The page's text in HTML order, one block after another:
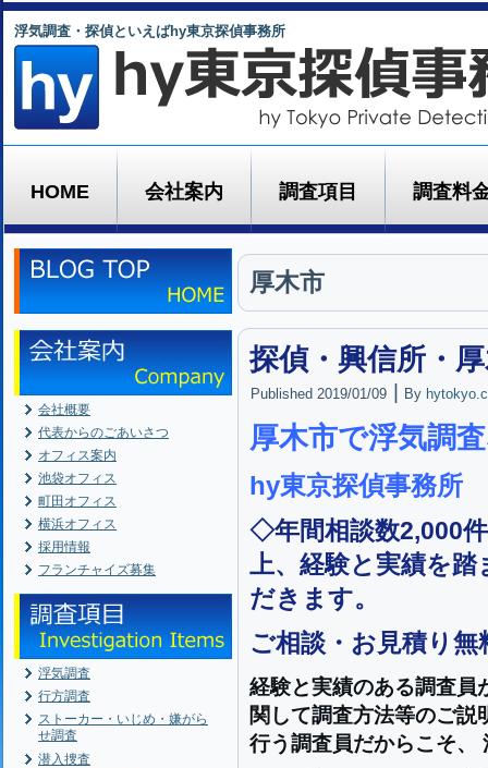
浮気調査・探偵といえばhy東京探偵事務所
HOME 会社案内 調査項目 調査料
会社概要
代表からのごあいさつ
オフィス案内
池袋オフィス
町田オフィス
横浜オフィス
採用情報
フランチャイズ募集
浮気調査
行方調査
ストーカー・いじめ・嫌がら
せ調査
潜入捜査
厚木市
探偵・興信所・
Published 2019/01/09 By
厚木市で浮気調
hy東京探偵事務所
◇年間相談数2,000
上、経験と実績を
だきます。
ご相談・お見積り無
経験と実績のある調査員
関して調査方法等のご説
行う調査員だからこそ、